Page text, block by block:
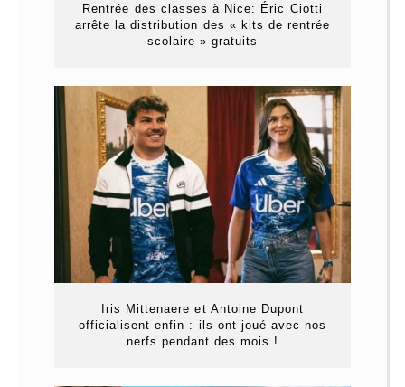
Rentrée des classes à Nice: Éric Ciotti
arrête la distribution des « kits de rentrée
scolaire » gratuits
Iris Mittenaere et Antoine Dupont
officialisent enfin : ils ont joué avec nos
nerfs pendant des mois !